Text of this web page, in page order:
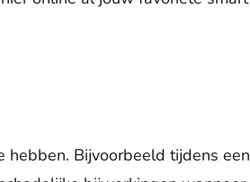
Bijvoorbeeld tijdens